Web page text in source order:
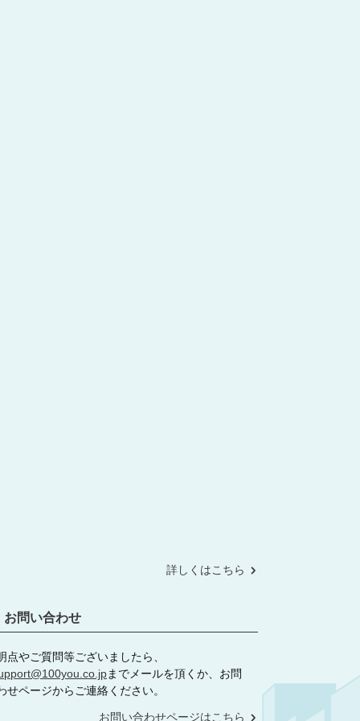
詳しくはこちら
お問い合わせ
点やご質問等ございましたら、
までメールを頂くか、お問
せページからご連絡ください。
お問い合わせページはこちら